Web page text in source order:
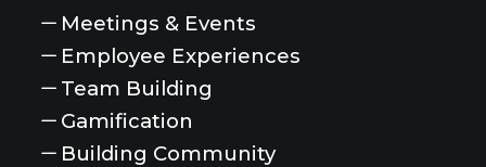
Meetings & Events
Employee Experiences
Team Building
Gamification
Building Community